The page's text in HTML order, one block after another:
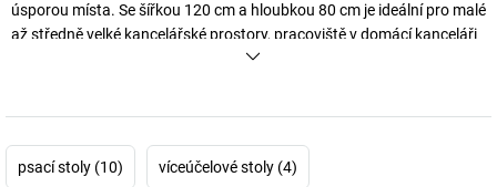
úsporou místa. Se šířkou 120 cm a hloubkou 80 cm je ideální pro malé
až středně velké kancelářské prostory, pracoviště v domácí kanceláři
nebo doplňkové týmové pracovní zóny. Promyšlené proporce
Ukaiserkraftnajdete širokou nabídkupsacích stolů 120 x 80
psací stoly (10) víceúčelové stoly (4)